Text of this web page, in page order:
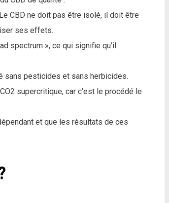
CBD ne doit pas être isolé, il doit être
ses effets.
spectrum », ce qui signifie qu’il
sans pesticides et sans herbicides.
supercritique, car c’est le procédé le
et que les résultats de ces